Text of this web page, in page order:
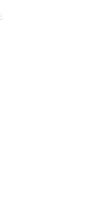
vos marques